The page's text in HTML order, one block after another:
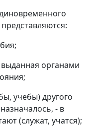
органами
учебы) другого
- в
(служат, учатся);